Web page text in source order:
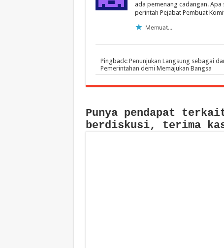
ada pemenang cadangan.
perintah Pejabat Pembuat
Memuat...
Pingback: Penunjukan Langsung sebagai
Pemerintahan demi Memajukan Bangsa
Punya pendapat
berdiskusi, terima